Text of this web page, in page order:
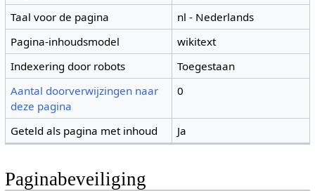
Taal voor de pagina
nl - Nederlands
Pagina-inhoudsmodel
wikitext
Indexering door robots
Toegestaan
Aantal doorverwijzingen naar
deze pagina
0
Geteld als pagina met inhoud Ja
Paginabeveiliging